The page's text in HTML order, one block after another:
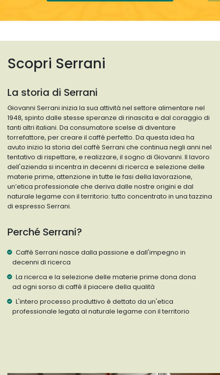
Scopri Serrani
La storia di Serrani
Giovanni Serrani inizia la sua attività nel settore alimentare nel
1948, spinto dalle stesse speranze di rinascita e dal coraggio di
tanti altri italiani. Da consumatore scelse di diventare
torrefattore, per creare il caffé perfetto. Da questa idea ha
avuto inizio la storia del caffè Serrani che continua negli anni nel
tentativo di rispettare, e realizzare, il sogno di Giovanni. Il lavoro
dell'azienda si incentra in decenni di ricerca e selezione delle
materie prime, attenzione in tutte le fasi della lavorazione,
un’etica professionale che deriva dalle nostre origini e dal
naturale legame con il territorio: tutto concentrato in una tazzina
di espresso Serrani.
Perché Serrani?
Caffè Serrani nasce dalla passione e dall'impegno in
decenni di ricerca
La ricerca e la selezione delle materie prime dona dona
ad ogni sorso di caffè il piacere della qualità
L'intero processo produttivo è dettato da un'etica
professionale legata al naturale legame con il territorio